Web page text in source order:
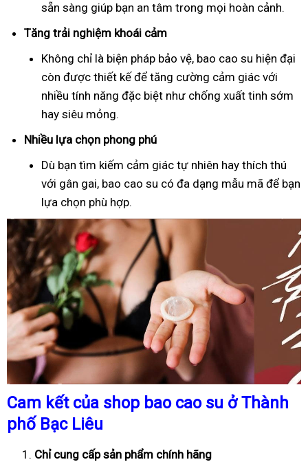
sẵn sàng giúp bạn an tâm trong mọi hoàn cảnh.
Tăng trải nghiệm khoái cảm
Không chỉ là biện pháp bảo vệ, bao cao su hiện đại
còn được thiết kế để tăng cường cảm giác với
nhiều tính năng đặc biệt như chống xuất tinh sớm
hay siêu mỏng.
Nhiều lựa chọn phong phú
Dù bạn tìm kiếm cảm giác tự nhiên hay thích thú
với gân gai, bao cao su có đa dạng mẫu mã để bạn
lựa chọn phù hợp.
Cam kết của shop bao cao su ở Thành
phố Bạc Liêu
Chỉ cung cấp sản phẩm chính hãng